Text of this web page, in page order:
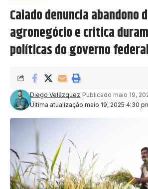
Caiado denuncia abandono
agronegócio e critica
políticas do governo federal
Última atualização maio 19, 2025 4:30
Diego Velázquez Publicado maio 19,